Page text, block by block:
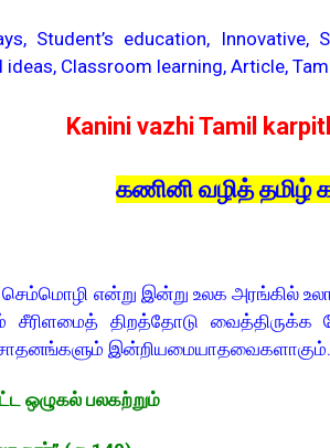
Student’s education, Innovative,
ideas, Classroom learning, Article,
Kanini vazhi Tamil
கணினி வழித் தமிழ்
என்று இன்று உலக அரங்கில்
சீரிளமைத் திறத்தோடு வைத்திருக்க
இன்றியமையாதவைகளாகும்.
ஒழுகல் பலகற்றும்